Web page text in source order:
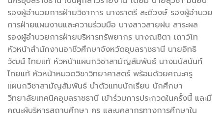
รองผู้อำนวยการฝ่ายวิชาการ นางราตรี สะดีวงษ์ รองผู้อำนวย
การฝ่ายแผนงานและความร่วมมือ นางสาวสายฝน สาระผล
รองผู้อำนวยการฝ่ายบริหารทรัพยากร นางณชิตา เถาว์โท
หัวหน้าสำนักงานอาชีวศึกษาจังหวัดอุบลราชธานี นายอิทธิ
วัฒน์ ไทยแท้ หัวหน้าแผนกวิชาสามัญสัมพันธ์ นางมนัสนันท์
ไทยแท้ หัวหน้าหมวดวิชาวิทยาศาสตร์ พร้อมด้วยคณะครู
แผนกวิชาสามัญสัมพันธ์ นำตัวแทนนักเรียน นักศึกษา
วิทยาลัยเทคนิคอุบลราชธานี เข้าร่วมการประกวดในครั้งนี้ และมี
คณะผู้บริหารสถานศึกษา ครู และบุคลากรทางการศึกษาใน